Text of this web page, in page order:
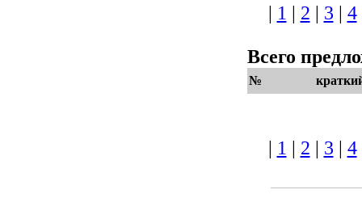
| 1 | 2 | 3 | 4
Всего
№
| 1 | 2 | 3 | 4